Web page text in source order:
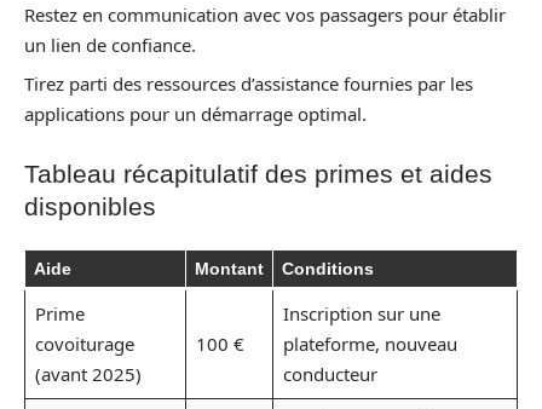
Restez en communication avec vos passagers pour établir
un lien de confiance.
Tirez parti des ressources d’assistance fournies par les
applications pour un démarrage optimal.
Tableau récapitulatif des primes et aides
disponibles
Aide Montant Conditions
Prime
covoiturage
(avant 2025)
100 €
Inscription sur une
plateforme, nouveau
conducteur